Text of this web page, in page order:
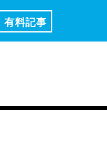
有料記事